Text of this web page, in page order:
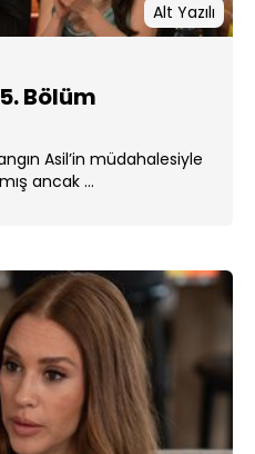
Alt Yazılı
Bölüm
Asil’in müdahalesiyle
ancak ...